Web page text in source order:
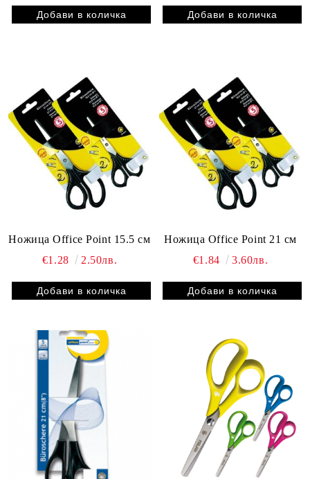
Ножица Office Point 15.5 см
€1.28
2.50лв.
Ножица Office Point 21 см
€1.84
3.60лв.